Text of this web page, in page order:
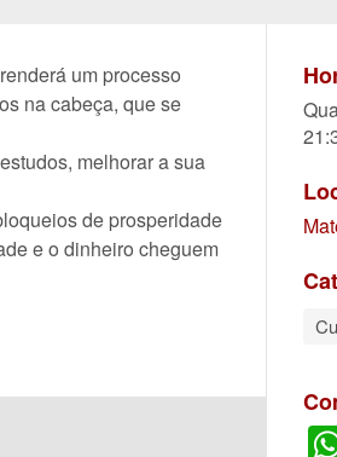
um processo
na cabeça, que se
melhorar a sua
de prosperidade
e o dinheiro cheguem